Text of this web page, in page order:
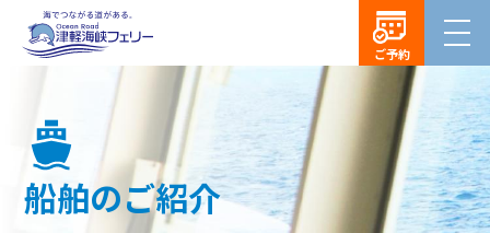
ご予約
船舶のご紹介